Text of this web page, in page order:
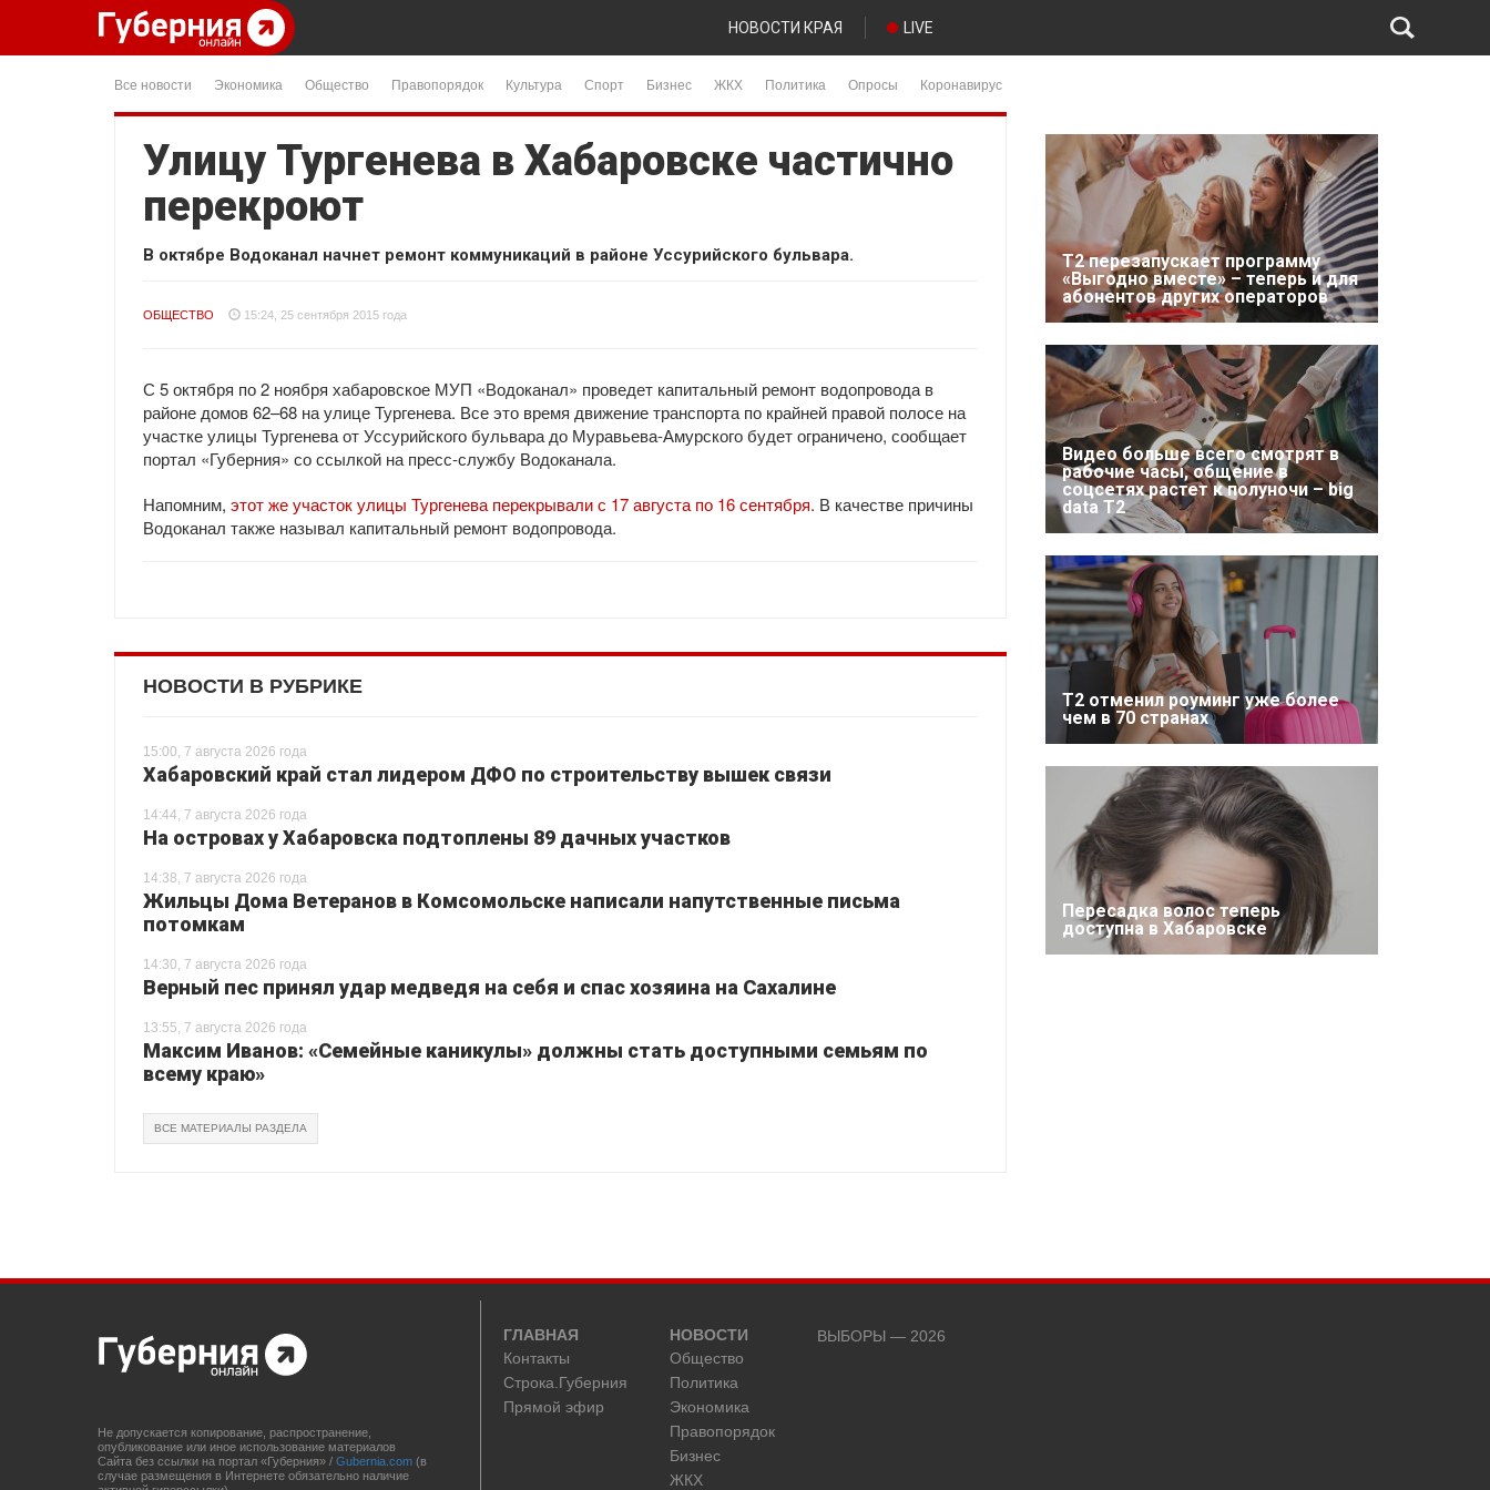
НОВОСТИ КРАЯ LIVE
Все новости Экономика Общество Правопорядок Культура Спорт Бизнес ЖКХ Политика Опросы Коронавирус
Улицу Тургенева в Хабаровске частично
перекроют
В октябре Водоканал начнет ремонт коммуникаций в районе Уссурийского бульвара.
ОБЩЕСТВО 15:24, 25 сентября 2015 года
С 5 октября по 2 ноября хабаровское МУП «Водоканал» проведет капитальный ремонт водопровода в
районе домов 62–68 на улице Тургенева. Все это время движение транспорта по крайней правой полосе на
участке улицы Тургенева от Уссурийского бульвара до Муравьева-Амурского будет ограничено, сообщает
портал «Губерния» со ссылкой на пресс-службу Водоканала.
Напомним, этот же участок улицы Тургенева перекрывали с 17 августа по 16 сентября. В качестве причины
Водоканал также называл капитальный ремонт водопровода.
НОВОСТИ В РУБРИКЕ
15:00, 7 августа 2026 года
Хабаровский край стал лидером ДФО по строительству вышек связи
14:44, 7 августа 2026 года
На островах у Хабаровска подтоплены 89 дачных участков
14:38, 7 августа 2026 года
Жильцы Дома Ветеранов в Комсомольске написали напутственные письма
потомкам
14:30, 7 августа 2026 года
Верный пес принял удар медведя на себя и спас хозяина на Сахалине
13:55, 7 августа 2026 года
Максим Иванов: «Семейные каникулы» должны стать доступными семьям по
всему краю»
ВСЕ МАТЕРИАЛЫ РАЗДЕЛА
Т2 перезапускает программу
«Выгодно вместе» – теперь и для
абонентов других операторов
Видео больше всего смотрят в
рабочие часы, общение в
соцсетях растет к полуночи – big
data T2
Т2 отменил роуминг уже более
чем в 70 странах
Пересадка волос теперь
доступна в Хабаровске
Не допускается копирование, распространение,
опубликование или иное использование материалов
Сайта без ссылки на портал «Губерния» / Gubernia.com (в
случае размещения в Интернете обязательно наличие
ГЛАВНАЯ
Контакты
Строка.Губерния
Прямой эфир
НОВОСТИ
Общество
Политика
Экономика
Правопорядок
Бизнес
ЖКХ
ВЫБОРЫ — 2026